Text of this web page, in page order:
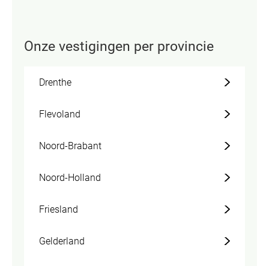
Onze vestigingen per provincie
Drenthe
Flevoland
Noord-Brabant
Noord-Holland
Friesland
Gelderland